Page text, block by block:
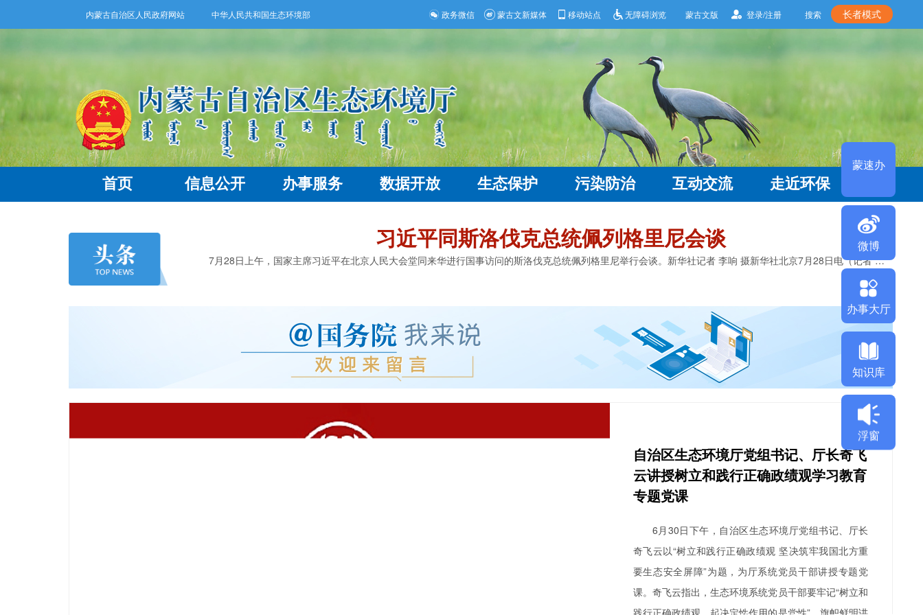
内蒙古自治区人民政府网站 中华人民共和国生态环境部 政务微信 蒙古文新媒体 移动站点 无障碍浏览 蒙古文版 登录/注册 搜索 长者模式
首页 信息公开 办事服务 数据开放 生态保护 污染防治 互动交流 走近环保
习近平同斯洛伐克总统佩列格里尼会谈
7月28日上午，国家主席习近平在北京人民大会堂同来华进行国事访问的斯洛伐克总统佩列格里尼举行会谈。新华社记者 李响 摄新华社北京7月28日电（记者 邵艺博）...
自治区生态环境厅党组书记、厅长奇飞
云讲授树立和践行正确政绩观学习教育
专题党课
6月30日下午，自治区生态环境厅党组书记、厅长
奇飞云以“树立和践行正确政绩观 坚决筑牢我国北方重
要生态安全屏障”为题，为厅系统党员干部讲授专题党
课。奇飞云指出，生态环境系统党员干部要牢记“树立和
蒙速办
办事大厅
知识库
换“全国建设项目环评统一审批系
统”的通知
学习贯彻生态环境法